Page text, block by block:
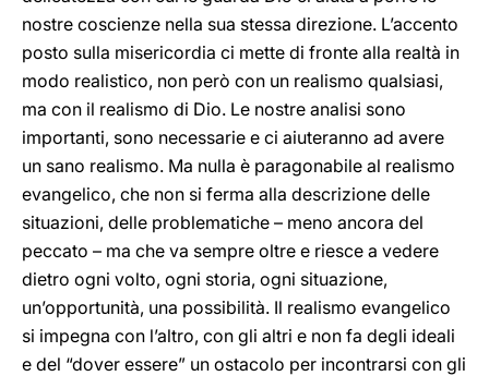
nostre coscienze nella sua stessa direzione. L’accento
posto sulla misericordia ci mette di fronte alla realtà in
modo realistico, non però con un realismo qualsiasi,
ma con il realismo di Dio. Le nostre analisi sono
importanti, sono necessarie e ci aiuteranno ad avere
un sano realismo. Ma nulla è paragonabile al realismo
evangelico, che non si ferma alla descrizione delle
situazioni, delle problematiche – meno ancora del
peccato – ma che va sempre oltre e riesce a vedere
dietro ogni volto, ogni storia, ogni situazione,
un’opportunità, una possibilità. Il realismo evangelico
si impegna con l’altro, con gli altri e non fa degli ideali
e del “dover essere” un ostacolo per incontrarsi con gli